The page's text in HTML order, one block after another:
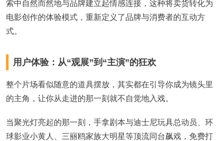
索中自然而然地与品牌建立起情感连接，这种将卖货转化为
电影创作的体验模式，重新定义了品牌与消费者的互动方
式。
用户体验：从“观展”到“主演”的狂欢
整个片场看似随意的道具摆放，其实都在引导你成为镜头里
的主角 ，让你从走进的那一刻就不自觉地入戏。
当聚光灯亮起的那一刻，手拿剧本与迪士尼玩具总动员、环
球影业小黄人、三丽鸥家族大明星等顶流同台飙戏，免费打